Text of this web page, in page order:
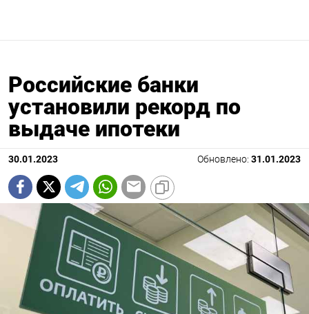
Российские банки
установили рекорд по
выдаче ипотеки
30.01.2023 Обновлено: 31.01.2023